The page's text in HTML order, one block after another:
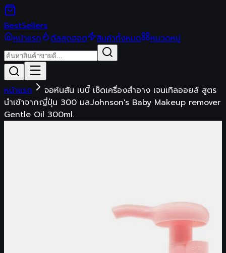
BestSellers
หน้าแรก
ดีลสุดฮอต สินค้าทั้งหมด หมวดหมู่
หน้าแรก
จอห์นสัน เบบี้ เช็ดเครื่องสำอาง เจนเทิลออยล์ สูตร
นำเข้าจากญี่ปุ่น 300 มล.Johnson's Baby Makeup remover
Gentle Oil 300ml.